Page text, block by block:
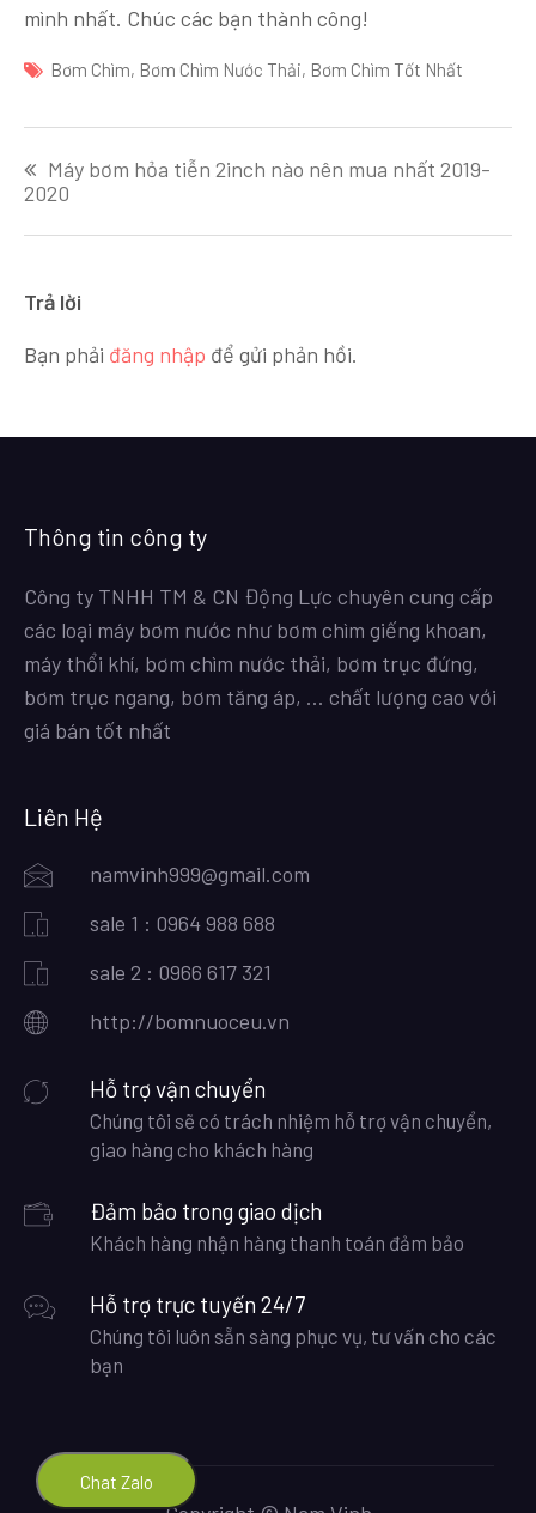
mình nhất. Chúc các bạn thành công!
Bơm Chìm, Bơm Chìm Nước Thải, Bơm Chìm Tốt Nhất
hướng
bài
viết
Máy bơm hỏa tiễn 2inch nào nên mua nhất 2019-
2020
Trả lời
Bạn phải đăng nhập để gửi phản hồi.
Thông tin công ty
Công ty TNHH TM & CN Động Lực chuyên cung cấp
các loại máy bơm nước như bơm chìm giếng khoan,
máy thổi khí, bơm chìm nước thải, bơm trục đứng,
bơm trục ngang, bơm tăng áp, … chất lượng cao với
giá bán tốt nhất
Liên Hệ
namvinh999@gmail.com
sale 1 : 0964 988 688
sale 2 : 0966 617 321
http://bomnuoceu.vn
Hỗ trợ vận chuyển
Chúng tôi sẽ có trách nhiệm hỗ trợ vận chuyển,
giao hàng cho khách hàng
Đảm bảo trong giao dịch
Khách hàng nhận hàng thanh toán đảm bảo
Hỗ trợ trực tuyến 24/7
Chúng tôi luôn sẵn sàng phục vụ, tư vấn cho các
bạn
Chat Zalo